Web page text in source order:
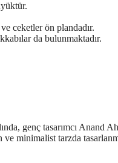
ceketler ön plandadır.
da bulunmaktadır.
genç tasarımcı Anand
minimalist tarzda